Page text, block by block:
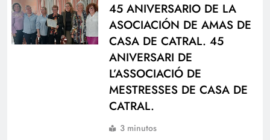
45 ANIVERSARIO DE LA
ASOCIACIÓN DE AMAS DE
CASA DE CATRAL. 45
ANIVERSARI DE
L’ASSOCIACIÓ DE
MESTRESSES DE CASA DE
CATRAL.
3 minutos